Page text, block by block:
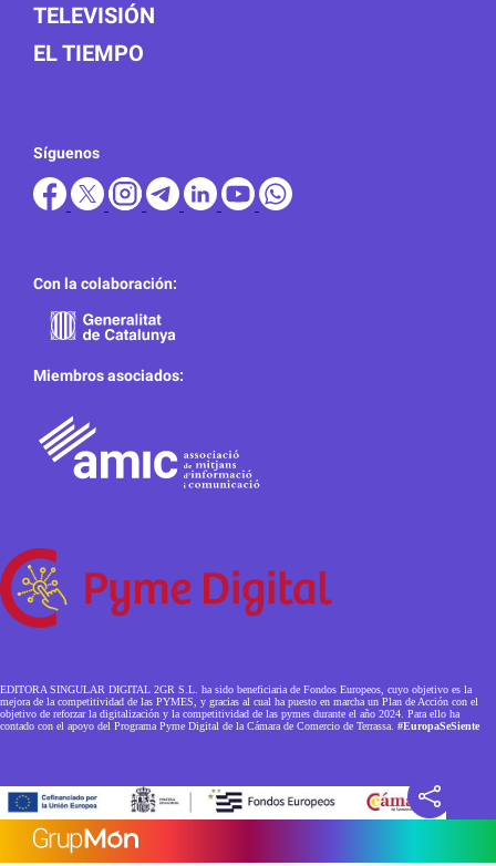
TELEVISIÓN
EL TIEMPO
Síguenos
Con la colaboración:
Miembros asociados:
EDITORA SINGULAR DIGITAL 2GR S.L. ha sido beneficiaria de Fondos Europeos, cuyo objetivo es la
mejora de la competitividad de las PYMES, y gracias al cual ha puesto en marcha un Plan de Acción con el
objetivo de reforzar la digitalización y la competitividad de las pymes durante el año 2024. Para ello ha
contado con el apoyo del Programa Pyme Digital de la Cámara de Comercio de Terrassa. #EuropaSeSiente